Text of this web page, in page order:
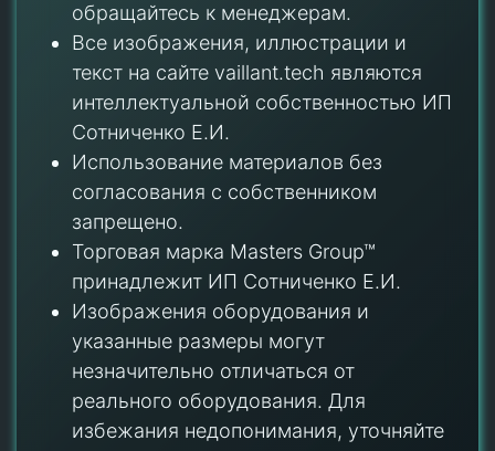
обращайтесь к менеджерам.
Все изображения, иллюстрации и
текст на сайте vaillant.tech являются
интеллектуальной собственностью ИП
Сотниченко Е.И.
Использование материалов без
согласования с собственником
запрещено.
Торговая марка Masters Group™
принадлежит ИП Сотниченко Е.И.
Изображения оборудования и
указанные размеры могут
незначительно отличаться от
реального оборудования. Для
избежания недопонимания, уточняйте